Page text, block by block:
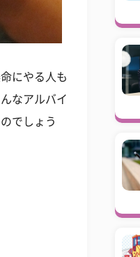
にやる人も
なアルバイ
でしょう